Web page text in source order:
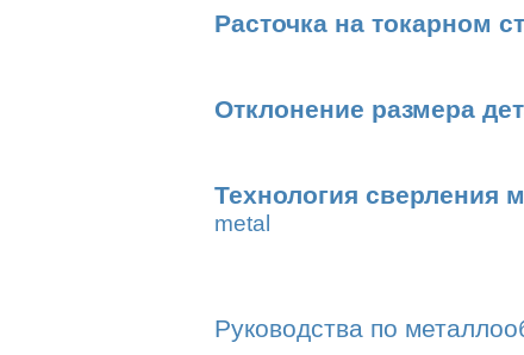
Расточка на токарном
Отклонение размера
Технология сверления
metal
Руководства по